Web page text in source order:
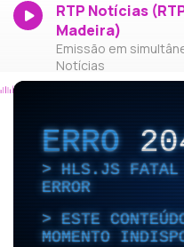
RTP Notícias
Madeira)
Emissão em
Notícias
ERRO
HLS.JS FATAL
ERROR
ESTE
MOMENTO